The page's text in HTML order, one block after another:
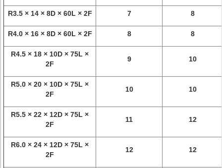
R3.5 × 14 × 8D × 60L × 2F 7 8
R4.0 × 16 × 8D × 60L × 2F 8 8
R4.5 × 18 × 10D × 75L ×
2F
9 10
R5.0 × 20 × 10D × 75L ×
2F
10 10
R5.5 × 22 × 12D × 75L ×
2F
11 12
R6.0 × 24 × 12D × 75L ×
2F
12 12